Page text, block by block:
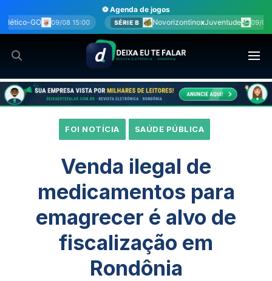
para
o
conteúdo
⚽ Agenda de jogos
SÉRIE B Novorizontino Juventude 09/08 15:00 SÉRIE B
FOI NOTÍCIA SAÚDE PÚBLICA
Venda ilegal de
medicamentos para
emagrecer é alvo de
fiscalização em
Rondônia